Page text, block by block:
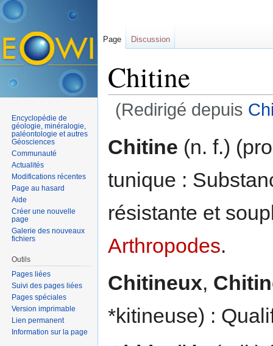
Chitine
(Redirigé depuis
Chitine (n. f.)
tunique :
résistante et
Arthropodes.
Chitineux,
*kitineuse) :
Page Discussion
Encyclopédie de
géologie, minéralogie,
paléontologie et autres
Géosciences
Communauté
Actualités
Modifications récentes
Page au hasard
Aide
Créer une nouvelle
page
Galerie des nouveaux
fichiers
Outils
Pages liées
Suivi des pages liées
Pages spéciales
Version imprimable
Lien permanent
Information sur la page